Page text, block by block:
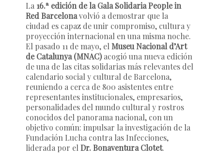
La 16.ª edición de la Gala Solidaria People in
Red Barcelonavolvió a demostrar que la
ciudad es capaz de unir compromiso, cultura y
proyección internacional en una misma noche.
El pasado 11 de mayo, el Museu Nacional d’Art
de Catalunya (MNAC)acogió una nueva edición
de una de las citas solidarias más relevantes del
calendario social y cultural de Barcelona,
reuniendo a cerca de 800 asistentes entre
representantes institucionales, empresarios,
personalidades del mundo cultural y rostros
conocidos del panorama nacional, con un
objetivo común: impulsar la investigación de la
Fundación Lucha contra las Infecciones,
liderada por el Dr. Bonaventura Clotet.